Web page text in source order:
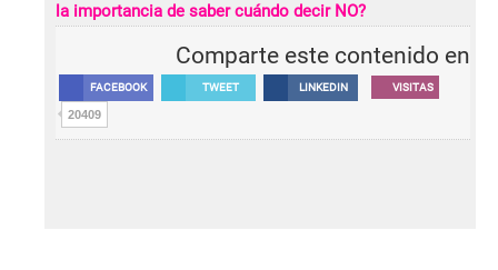
la importancia de saber cuándo decir NO?
Comparte este contenido en
FACEBOOK TWEET LINKEDIN VISITAS
20409